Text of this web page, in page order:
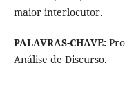
maior interlocutor.
PALAVRAS-CHAVE:
Análise de Discurso.